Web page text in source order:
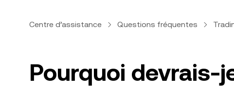
Centre d’assistance Questions fréquentes
Pourquoi devrais-